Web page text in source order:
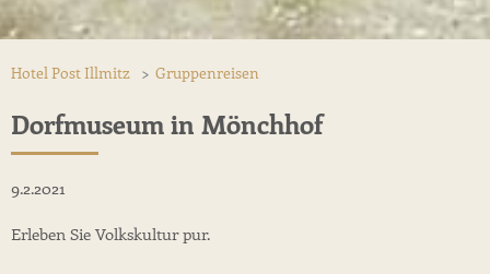
Hotel Post Illmitz > Gruppenreisen
Dorfmuseum in Mönchhof
9.2.2021
Erleben Sie Volkskultur pur.